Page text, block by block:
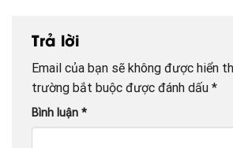
Trả lời
Email của bạn sẽ không được hiển
trường bắt buộc được đánh dấu *
Bình luận *